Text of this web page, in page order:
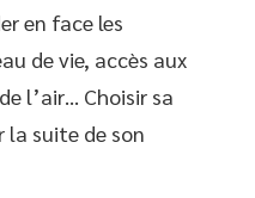
en face les
de vie, accès aux
l’air… Choisir sa
la suite de son